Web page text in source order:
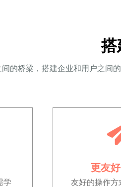
更友
友好的操作方
学
搭
的桥梁，搭建企业和用户之间